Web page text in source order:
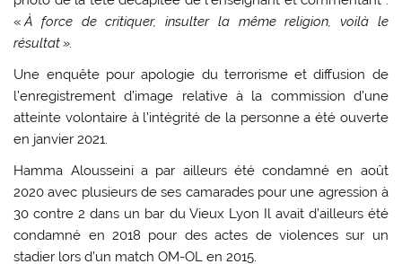
«À force de critiquer, insulter la même religion, voilà le
résultat ».
Une enquête pour apologie du terrorisme et diffusion de
l’enregistrement d’image relative à la commission d’une
atteinte volontaire à l’intégrité de la personne a été ouverte
en janvier 2021.
Hamma Alousseini a par ailleurs été condamné en août
2020 avec plusieurs de ses camarades pour une agression à
30 contre 2 dans un bar du Vieux Lyon Il avait d’ailleurs été
condamné en 2018 pour des actes de violences sur un
stadier lors d’un match OM-OL en 2015.